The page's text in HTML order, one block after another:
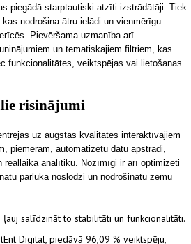
piegādā starptautiski atzīti izstrādātāji. Tiek
kas nodrošina ātru ielādi un vienmērīgu
Pievēršama uzmanība arī
un tematiskajiem filtriem, kas
funkcionalitātes, veiktspējas vai lietošanas
risinājumi
uz augstas kvalitātes interaktīvajiem
piemēram, automatizētu datu apstrādi,
reāllaika analītiku. Nozīmīgi ir arī optimizēti
pārlūka noslodzi un nodrošinātu zemu
salīdzināt to stabilitāti un funkcionalitāti.
Digital, piedāvā 96,09 % veiktspēju,